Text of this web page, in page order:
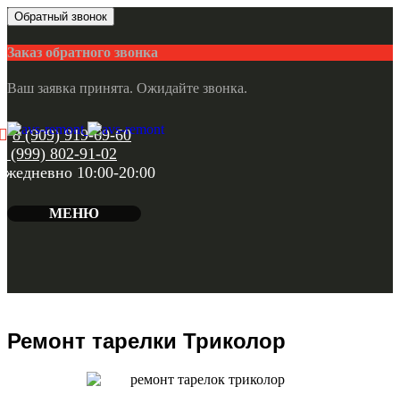
Обратный звонок
Заказ обратного звонка
Ваш заявка принята. Ожидайте звонка.
8 (909) 919-69-60
(999) 802-91-02
10:00-20:00
МЕНЮ
Ремонт тарелки Триколор